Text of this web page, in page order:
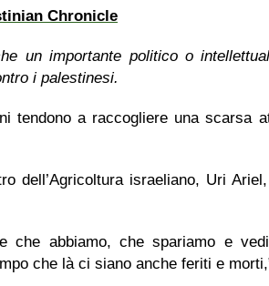
Chronicle
un importante politico o
i palestinesi.
tendono a raccogliere una scarsa
dell’Agricoltura israeliano, Uri
che abbiamo, che spariamo e
che là ci siano anche feriti e